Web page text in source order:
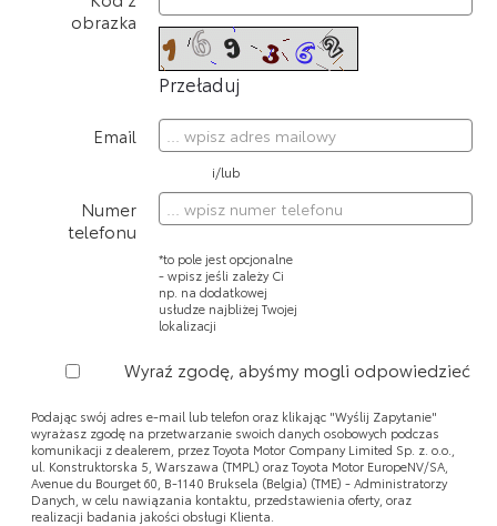
obrazka
Przeładuj
Email
i/lub
Numer
telefonu
*to pole jest opcjonalne
- wpisz jeśli zależy Ci
np. na dodatkowej
usłudze najbliżej Twojej
lokalizacji
Wyraź zgodę, abyśmy mogli odpowiedzieć
Podając swój adres e-mail lub telefon oraz klikając "Wyślij Zapytanie"
wyrażasz zgodę na przetwarzanie swoich danych osobowych podczas
komunikacji z dealerem, przez Toyota Motor Company Limited Sp. z. o.o.,
ul. Konstruktorska 5, Warszawa (TMPL) oraz Toyota Motor EuropeNV/SA,
Avenue du Bourget 60, B-1140 Bruksela (Belgia) (TME) - Administratorzy
Danych, w celu nawiązania kontaktu, przedstawienia oferty, oraz
realizacji badania jakości obsługi Klienta.